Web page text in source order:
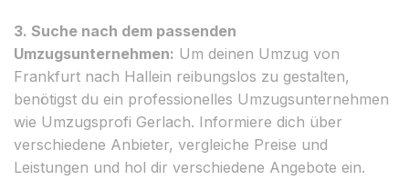
3. Suche nach dem passenden
Umzugsunternehmen: Um deinen Umzug von
Frankfurt nach Hallein reibungslos zu gestalten,
benötigst du ein professionelles Umzugsunternehmen
wie Umzugsprofi Gerlach. Informiere dich über
verschiedene Anbieter, vergleiche Preise und
Leistungen und hol dir verschiedene Angebote ein.